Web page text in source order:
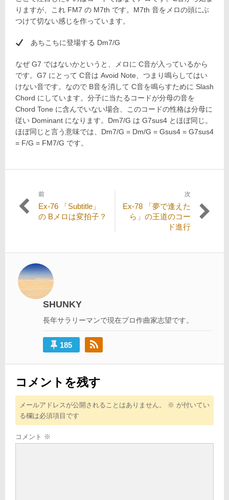
りますが、これ FM7 の M7th です。M7th 音をメロの頭にぶ
つけて切ない感じを作っています。
あちこちに登場する Dm7/G
なぜ G7 ではないかというと、メロに C音が入っているから
です。G7 にとって C音は Avoid Note、つまり鳴らしてはい
けない音です。なので B音を消して C音を鳴らすために Slash
Chord にしています。分子に当たるコードが分母の音を
Chord Tone に含んでいない場合、このコードの性格は分母に
従い Dominant になります。Dm7/G は G7sus4 とほぼ同じ。
ほぼ同じと言う意味では、Dm7/G = Dm/G = Gsus4 = G7sus4
= F/G = FM7/G です。
投
稿
ゲ
ー
シ
前
過
去
Ex-76 「Subtitle」
の Bメロは変拍子？
次
次
Ex-78 「夢で逢えた
ら」の王道のコー
ド進行
SHUNKY
長年サラリーマンで現在プロ作曲家志望です。
185
コメントを残す
メールアドレスが公開されることはありません。 ※ が付いてい
る欄は必須項目です
コメント ※